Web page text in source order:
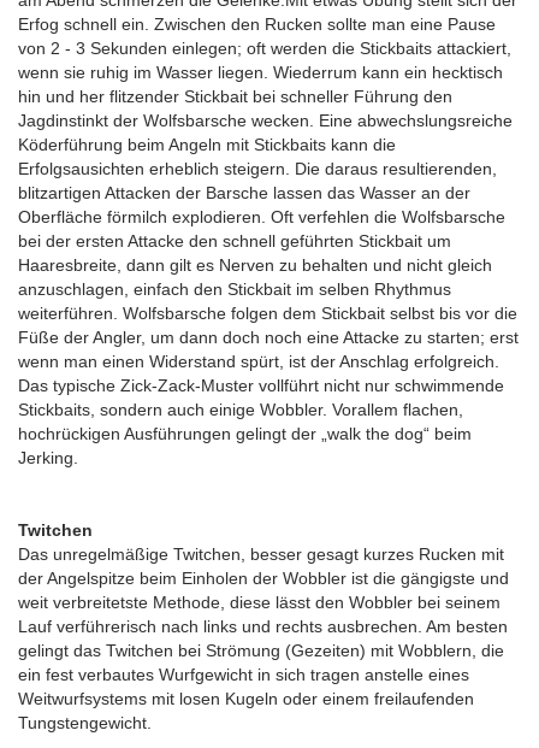
Erfog schnell ein. Zwischen den Rucken sollte man eine Pause
von 2 - 3 Sekunden einlegen; oft werden die Stickbaits attackiert,
wenn sie ruhig im Wasser liegen. Wiederrum kann ein hecktisch
hin und her flitzender Stickbait bei schneller Führung den
Jagdinstinkt der Wolfsbarsche wecken. Eine abwechslungsreiche
Köderführung beim Angeln mit Stickbaits kann die
Erfolgsausichten erheblich steigern. Die daraus resultierenden,
blitzartigen Attacken der Barsche lassen das Wasser an der
Oberfläche förmilch explodieren. Oft verfehlen die Wolfsbarsche
bei der ersten Attacke den schnell geführten Stickbait um
Haaresbreite, dann gilt es Nerven zu behalten und nicht gleich
anzuschlagen, einfach den Stickbait im selben Rhythmus
weiterführen. Wolfsbarsche folgen dem Stickbait selbst bis vor die
Füße der Angler, um dann doch noch eine Attacke zu starten; erst
wenn man einen Widerstand spürt, ist der Anschlag erfolgreich.
Das typische Zick-Zack-Muster vollführt nicht nur schwimmende
Stickbaits, sondern auch einige Wobbler. Vorallem flachen,
hochrückigen Ausführungen gelingt der „walk the dog“ beim
Jerking.
Twitchen
Das unregelmäßige Twitchen, besser gesagt kurzes Rucken mit
der Angelspitze beim Einholen der Wobbler ist die gängigste und
weit verbreitetste Methode, diese lässt den Wobbler bei seinem
Lauf verführerisch nach links und rechts ausbrechen. Am besten
gelingt das Twitchen bei Strömung (Gezeiten) mit Wobblern, die
ein fest verbautes Wurfgewicht in sich tragen anstelle eines
Weitwurfsystems mit losen Kugeln oder einem freilaufenden
Tungstengewicht.